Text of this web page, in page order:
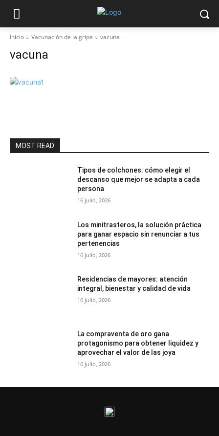
Inicio Vacunación de la gripe vacuna
vacuna
MOST READ
Tipos de colchones: cómo elegir el
descanso que mejor se adapta a cada
persona
16 julio, 2026
Los minitrasteros, la solución práctica
para ganar espacio sin renunciar a tus
pertenencias
16 julio, 2026
Residencias de mayores: atención
integral, bienestar y calidad de vida
16 julio, 2026
La compraventa de oro gana
protagonismo para obtener liquidez y
aprovechar el valor de las joya
16 julio, 2026